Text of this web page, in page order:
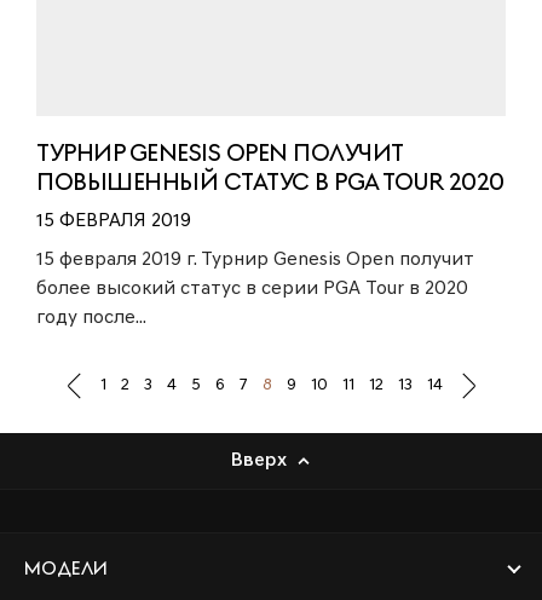
ТУРНИР GENESIS OPEN ПОЛУЧИТ
ПОВЫШЕННЫЙ СТАТУС В PGA TOUR 2020
15 ФЕВРАЛЯ 2019
15 февраля 2019 г. Турнир Genesis Open получит
более высокий статус в серии PGA Tour в 2020
году после...
1 2 3 4 5 6 7 8 9 10 11 12 13 14
Вверх
Модели